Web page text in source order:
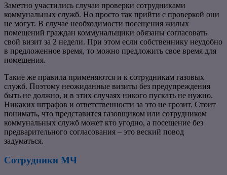
Заметно участились случаи проверки сотрудниками
коммунальных служб. Но просто так прийти с проверкой они
не могут. В случае необходимости посещения жилых
помещений граждан коммунальщики обязаны согласовать
свой визит за 2 недели. При этом если собственнику неудобно
в предложенное время, то можно предложить свое время для
помещения.
Такие же правила применяются и к сотрудникам газовых
служб. Поэтому неожиданные визиты без предупреждения
быть не должно, и в этих случаях никого пускать не нужно.
Никаких штрафов и ответственности за это не грозит. Стоит
понимать, что представится газовщиком или сотрудником
коммунальных служб может кто угодно, а посещение без
предварительного согласования – это веский повод
задуматься.
Сотрудники МЧ